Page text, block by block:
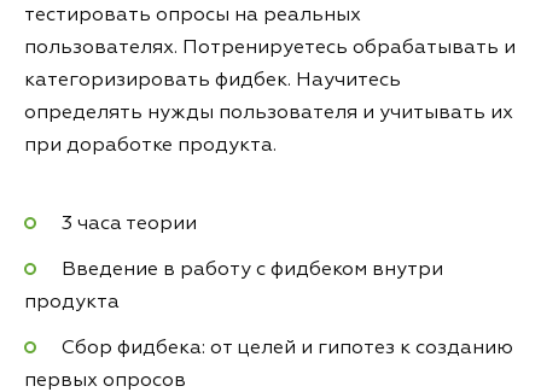
тестировать опросы на реальных
пользователях. Потренируетесь обрабатывать и
категоризировать фидбек. Научитесь
определять нужды пользователя и учитывать их
при доработке продукта.
3 часа теории
Введение в работу с фидбеком внутри
продукта
Сбор фидбека: от целей и гипотез к созданию
первых опросов